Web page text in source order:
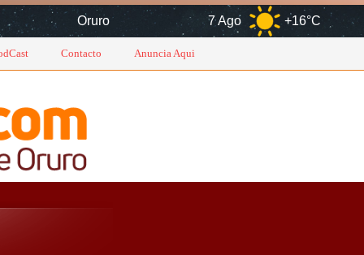
+16°C 8 Ago
Contacto Anuncia Aqui